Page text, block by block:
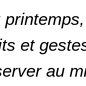
et
au